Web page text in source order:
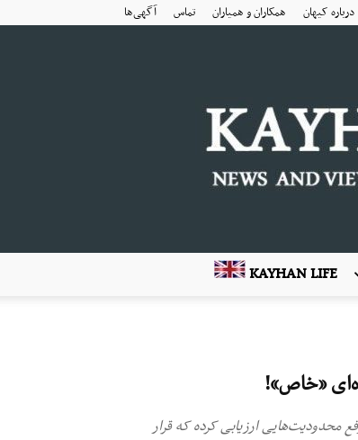
درباره کیهان همکاران و همیاران تماس آگهی‌ها
KAYHAN LIFE
«خاص»!
محدودیت‌هایی ارزیابی کرده که قرار